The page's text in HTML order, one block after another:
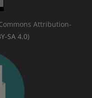
Attribution-
SA 4.0)